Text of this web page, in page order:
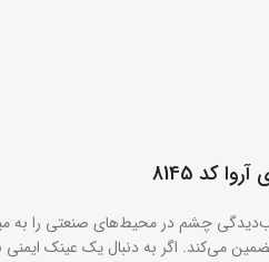
کد 8145
می‌کند. اگر به دنبال یک عینک